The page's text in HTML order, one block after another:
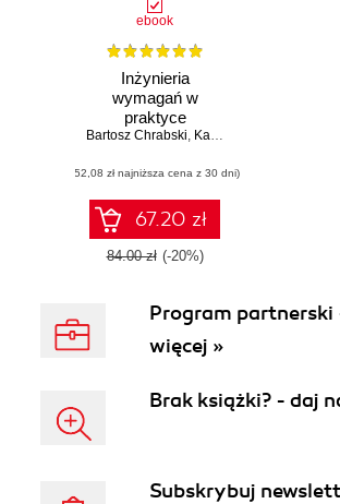
ebook
Inżynieria
wymagań w
praktyce
Bartosz Chrabski, Karolina Zmitrowicz
(52,08 zł najniższa cena z 30 dni)
67.20 zł
84.00 zł (-20%)
Program partnerski
więcej »
Brak książki? - daj
Subskrybuj